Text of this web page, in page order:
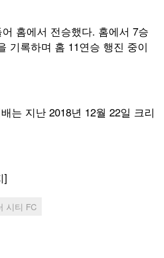
홈에서 전승했다. 홈에서 7승
기록하며 홈 11연승 행진 중이
는 지난 2018년 12월 22일 크리
]
시티 FC